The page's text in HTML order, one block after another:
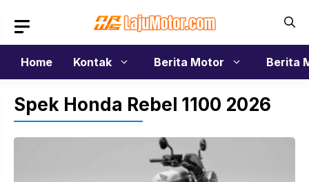
isi
Home
Kontak Berita Motor Berita
Spek Honda Rebel 1100 2026